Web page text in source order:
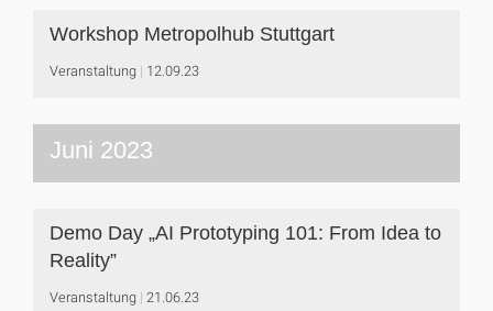
Workshop Metropolhub Stuttgart
Veranstaltung 12.09.23
Juni 2023
Demo Day „AI Prototyping 101: From Idea to
Reality”
Veranstaltung 21.06.23